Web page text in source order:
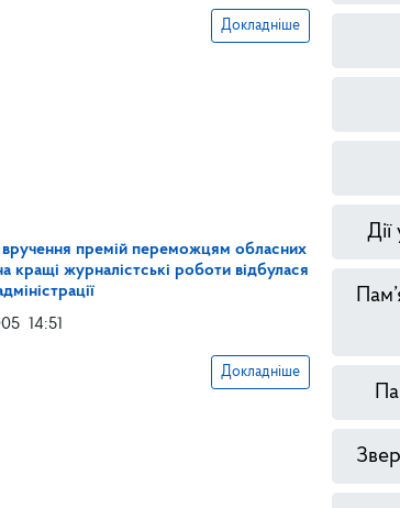
Докладніше
премій переможцям обласних
кращі журналістські роботи відбулася
14:51
Докладніше